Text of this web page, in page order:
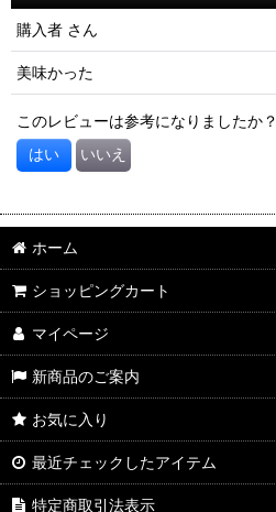
購入者 さん
美味かった
このレビューは参考になりましたか？
はい いいえ
ホーム
ショッピングカート
マイページ
新商品のご案内
お気に入り
最近チェックしたアイテム
特定商取引法表示